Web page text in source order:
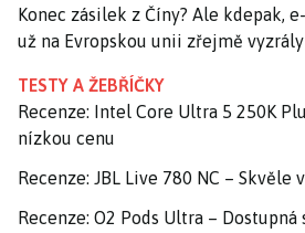
Konec zásilek z Číny? Ale kdepak,
už na Evropskou unii zřejmě vyzrály
TESTY A ŽEBŘÍČKY
Recenze: Intel Core Ultra 5 250K
nízkou cenu
Recenze: JBL Live 780 NC –
Recenze: O2 Pods Ultra – Dostupná